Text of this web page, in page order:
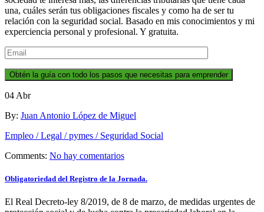
una, cuáles serán tus obligaciones fiscales y como ha de ser tu
relación con la seguridad social. Basado en mis conocimientos y mi
experciencia personal y profesional. Y gratuita.
Obtén la guía con todo los pasos que necesitas para emprender
04 Abr
By: Juan Antonio López de Miguel
Empleo / Legal / pymes / Seguridad Social
Comments: No hay comentarios
Obligatoriedad del Registro de la Jornada.
El Real Decreto-ley 8/2019, de 8 de marzo, de medidas urgentes de